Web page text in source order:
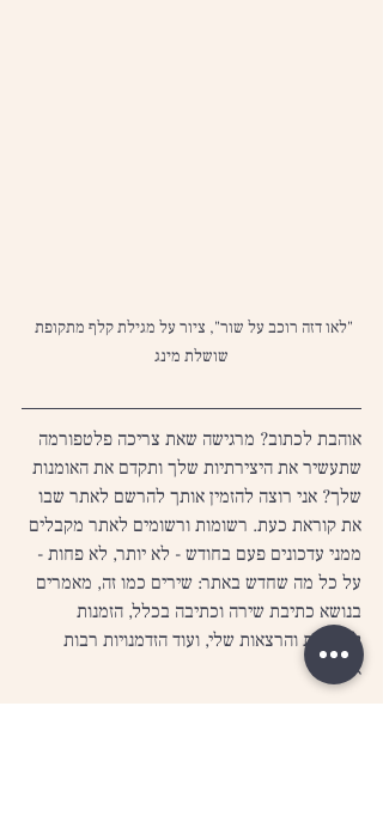
"לאו דזה רוכב על שור", ציור על מגילת קלף מתקופת
שושלת מינג
אוהבת לכתוב? מרגישה שאת צריכה פלטפורמה
שתעשיר את היצירתיות שלך ותקדם את האומנות
שלך? אני רוצה להזמין אותך להרשם לאתר שבו
את קוראת כעת. רשומות ורשומים לאתר מקבלים
ממני עדכונים פעם בחודש - לא יותר, לא פחות -
על כל מה שחדש באתר: שירים כמו זה, מאמרים
בנושא כתיבת שירה וכתיבה בכלל, הזמנות
לסדנאות והרצאות שלי, ועוד הזדמנויות רבות
אחרות.